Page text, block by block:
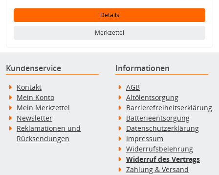
Details
Merkzettel
Kundenservice
Kontakt
Mein Konto
Mein Merkzettel
Newsletter
Reklamationen und
Rücksendungen
Informationen
AGB
Altölentsorgung
Barrierefreiheitserklärung
Batterieentsorgung
Datenschutzerklärung
Impressum
Widerrufsbelehrung
Widerruf des Vertrags
Zahlung & Versand